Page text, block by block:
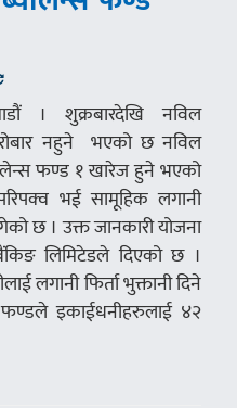
। शुक्रबारदेखि नविल
नहुने भएको छ नविल
फण्ड १ खारेज हुने भएको
भई सामूहिक लगानी
छ । उक्त जानकारी योजना
लिमिटेडले दिएको छ ।
लगानी फिर्ता भुक्तानी दिने
इकाईधनीहरुलाई ४२